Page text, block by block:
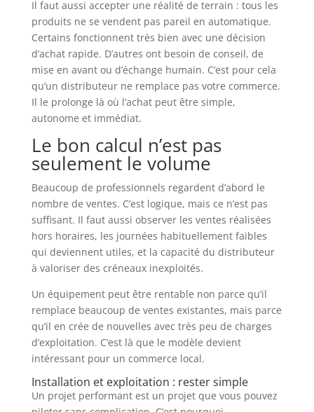
Il faut aussi accepter une réalité de terrain : tous les
produits ne se vendent pas pareil en automatique.
Certains fonctionnent très bien avec une décision
d’achat rapide. D’autres ont besoin de conseil, de
mise en avant ou d’échange humain. C’est pour cela
qu’un distributeur ne remplace pas votre commerce.
Il le prolonge là où l’achat peut être simple,
autonome et immédiat.
Le bon calcul n’est pas
seulement le volume
Beaucoup de professionnels regardent d’abord le
nombre de ventes. C’est logique, mais ce n’est pas
suffisant. Il faut aussi observer les ventes réalisées
hors horaires, les journées habituellement faibles
qui deviennent utiles, et la capacité du distributeur
à valoriser des créneaux inexploités.
Un équipement peut être rentable non parce qu’il
remplace beaucoup de ventes existantes, mais parce
qu’il en crée de nouvelles avec très peu de charges
d’exploitation. C’est là que le modèle devient
intéressant pour un commerce local.
Installation et exploitation : rester simple
Un projet performant est un projet que vous pouvez